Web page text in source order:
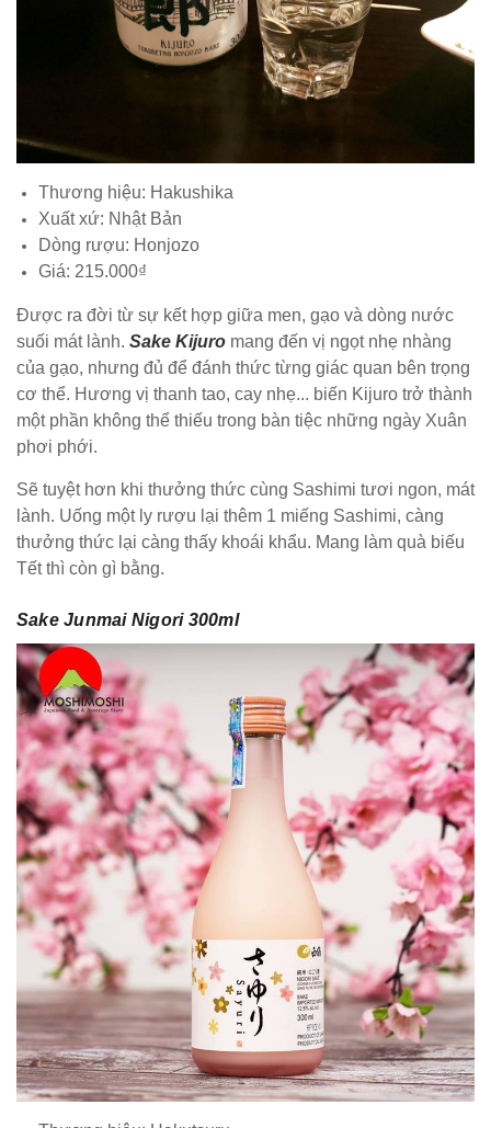
Thương hiệu: Hakushika
Xuất xứ: Nhật Bản
Dòng rượu: Honjozo
Giá: 215.000₫
Được ra đời từ sự kết hợp giữa men, gạo và dòng nước
suối mát lành. Sake Kijuro mang đến vị ngọt nhẹ nhàng
của gạo, nhưng đủ để đánh thức từng giác quan bên trọng
cơ thể. Hương vị thanh tao, cay nhẹ... biến Kijuro trở thành
một phần không thể thiếu trong bàn tiệc những ngày Xuân
phơi phới.
Sẽ tuyệt hơn khi thưởng thức cùng Sashimi tươi ngon, mát
lành. Uống một ly rượu lại thêm 1 miếng Sashimi, càng
thưởng thức lại càng thấy khoái khẩu. Mang làm quà biếu
Tết thì còn gì bằng.
Sake Junmai Nigori 300ml